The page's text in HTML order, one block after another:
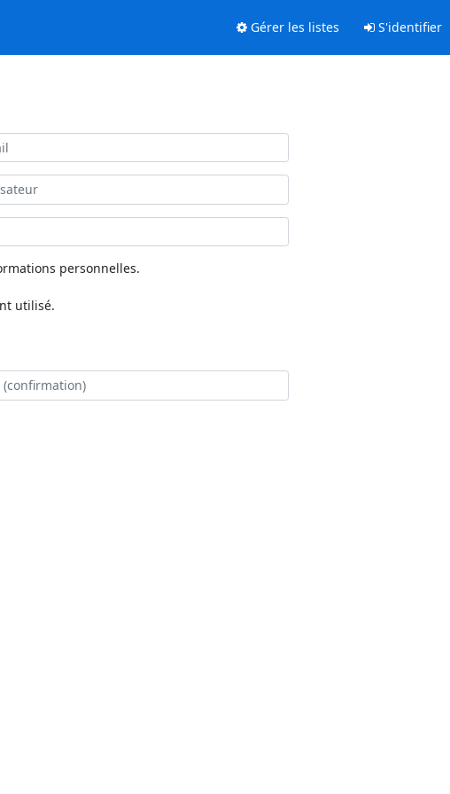
Gérer les listes S'identifier
personnelles.
utilisé.